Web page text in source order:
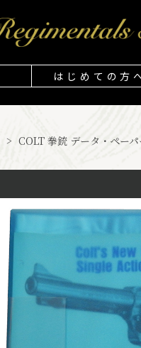
はじめての方
> COLT 拳銃 データ・ペーパ